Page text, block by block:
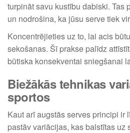
turpināt savu kustību dabiski. Tas
un nodrošina, ka jūsu serve tiek
Koncentrējieties uz to, lai acis
sekošanas. Šī prakse palīdz
būtiska konsekventai sniegšanai
Biežākās tehnikas
sportos
Kaut arī augstās serves principi ir
pastāv variācijas, kas balstītas uz